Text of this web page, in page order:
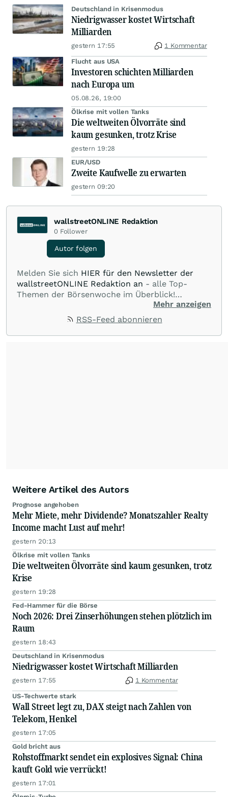
Deutschland in Krisenmodus
Niedrigwasser kostet Wirtschaft
Milliarden
gestern 17:55 1 Kommentar
Flucht aus USA
Investoren schichten Milliarden
nach Europa um
05.08.26, 19:00
Ölkrise mit vollen Tanks
Die weltweiten Ölvorräte sind
kaum gesunken, trotz Krise
gestern 19:28
EUR/USD
Zweite Kaufwelle zu erwarten
gestern 09:20
wallstreetONLINE Redaktion
0 Follower
Autor folgen
Melden Sie sich HIER für den Newsletter der
wallstreetONLINE Redaktion an - alle Top-
Themen der Börsenwoche im Überblick!
Verpassen Sie kein wichtiges Anleger-Thema!Für
Beiträge auf diesem journalistischen Channel ist
Redaktion verantwortlich. Die Fachjournalisten
Mehr anzeigen
RSS-Feed abonnieren
Weitere Artikel des Autors
Prognose angehoben
Mehr Miete, mehr Dividende? Monatszahler Realty
Income macht Lust auf mehr!
gestern 20:13
Ölkrise mit vollen Tanks
Die weltweiten Ölvorräte sind kaum gesunken, trotz
Krise
gestern 19:28
Fed-Hammer für die Börse
Noch 2026: Drei Zinserhöhungen stehen plötzlich im
Raum
gestern 18:43
Deutschland in Krisenmodus
Niedrigwasser kostet Wirtschaft Milliarden
gestern 17:55 1 Kommentar
US-Techwerte stark
Wall Street legt zu, DAX steigt nach Zahlen von
Telekom, Henkel
gestern 17:05
Gold bricht aus
Rohstoffmarkt sendet ein explosives Signal: China
kauft Gold wie verrückt!
gestern 17:01